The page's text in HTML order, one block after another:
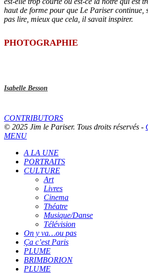
haut de forme pour que Le Pariser continue,
pas lire, mieux que cela, il savait inspirer.
PHOTOGRAPHIE
Isabelle Besson
CONTRIBUTORS
© 2025 Jim le Pariser. Tous droits réservés -
MENU
A LA UNE
PORTRAITS
CULTURE
Art
Livres
Cinema
Théatre
Musique/Danse
Télévision
On y va…ou pas
Ça c’est Paris
PLUME
BRIMBORION
PLUME